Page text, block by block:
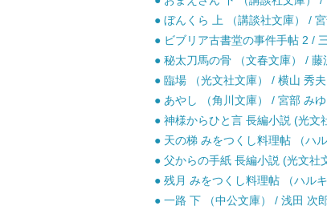
● ぼんくら 上 （講談社文庫） /
● ビブリア古書堂の事件手帖 2 /
● 秘太刀馬の骨 （文春文庫） /
● 臨場 （光文社文庫） / 横山 秀
● あやし （角川文庫） / 宮部 み
● 神様からひと言 長編小説 (光文
● 天の梯 みをつくし料理帖 （ハ
● 父からの手紙 長編小説 (光文社
● 残月 みをつくし料理帖 （ハル
● 一路 下 （中公文庫） / 浅田 次